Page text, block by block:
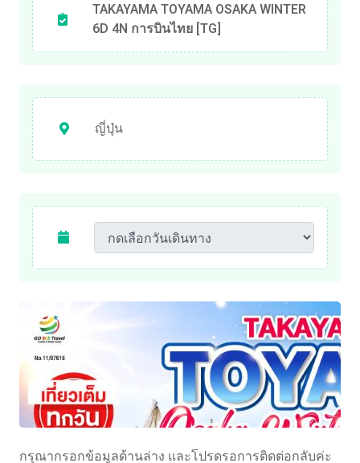
TAKAYAMA TOYAMA OSAKA WINTER
6D 4N การบินไทย [TG]
ญี่ปุ่น
กรุณากรอกข้อมูลด้านล่าง และโปรดรอการติดต่อกลับค่ะ